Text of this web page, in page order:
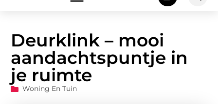
Deurklink – mooi
aandachtspuntje in
je ruimte
Woning En Tuin